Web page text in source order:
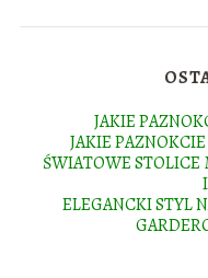
JAKIE
JAKIE
ŚWIATOWE
ELEGANCKI STYL